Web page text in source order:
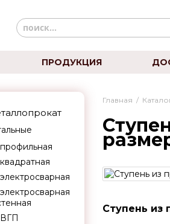
ПРОДУКЦИЯ
Главная /
Ступень из